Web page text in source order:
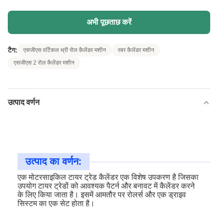
अभी पूछताछ करें
टैग: एसजीएस वर्टिकल थ्री रोल कैलेंडर मशीन
रबर कैलेंडर मशीन
एसजीएस 2 रोल कैलेंडर मशीन
उत्पाद वर्णन
उत्पाद का वर्णन:
एक मोटरसाइकिल टायर ट्रेड कैलेंडर एक विशेष उपकरण है जिसका
उपयोग टायर ट्रेडों को आवश्यक पैटर्न और बनावट में कैलेंडर करने
के लिए किया जाता है। इसमें आमतौर पर रोलर्स और एक ड्राइव
सिस्टम का एक सेट होता है।